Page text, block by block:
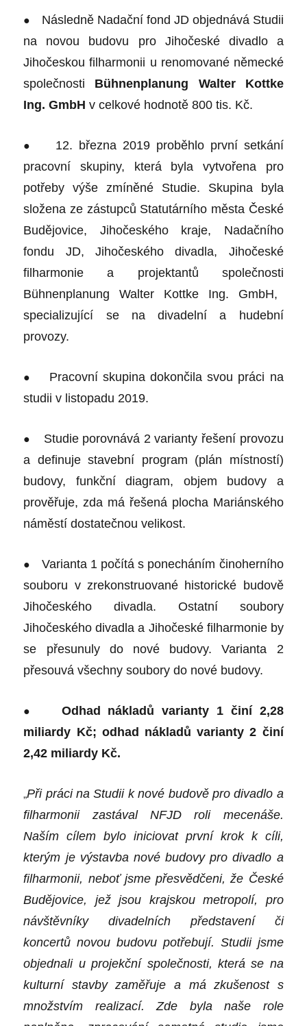
●
Následně Nadační fond JD objednává Studii
na novou budovu pro Jihočeské divadlo a
Jihočeskou filharmonii u renomované německé
společnosti Bühnenplanung Walter Kottke
Ing. GmbH v celkové hodnotě 800 tis. Kč.
●
12. března 2019 proběhlo první setkání
pracovní skupiny, která byla vytvořena pro
potřeby výše zmíněné Studie. Skupina byla
složena ze zástupců Statutárního města České
Budějovice, Jihočeského kraje, Nadačního
fondu JD, Jihočeského divadla, Jihočeské
filharmonie a projektantů společnosti
Bühnenplanung Walter Kottke Ing. GmbH,
specializující se na divadelní a hudební
provozy.
●
Pracovní skupina dokončila svou práci na
studii v listopadu 2019.
●
Studie porovnává 2 varianty řešení provozu
a definuje stavební program (plán místností)
budovy, funkční diagram, objem budovy a
prověřuje, zda má řešená plocha Mariánského
náměstí dostatečnou velikost.
● Varianta 1 počítá s ponecháním činoherního
souboru v zrekonstruované historické budově
Jihočeského divadla. Ostatní soubory
Jihočeského divadla a Jihočeské filharmonie by
se přesunuly do nové budovy. Varianta 2
přesouvá všechny soubory do nové budovy.
● Odhad nákladů varianty 1 činí 2,28
miliardy Kč; odhad nákladů varianty 2 činí
2,42 miliardy Kč.
„Při práci na Studii k nové budově pro divadlo a
filharmonii zastával NFJD roli mecenáše.
Naším cílem bylo iniciovat první krok k cíli,
kterým je výstavba nové budovy pro divadlo a
filharmonii, neboť jsme přesvědčeni, že České
Budějovice, jež jsou krajskou metropolí, pro
návštěvníky divadelních představení či
koncertů novou budovu potřebují. Studii jsme
objednali u projekční společnosti, která se na
kulturní stavby zaměřuje a má zkušenost s
množstvím realizací. Zde byla naše role